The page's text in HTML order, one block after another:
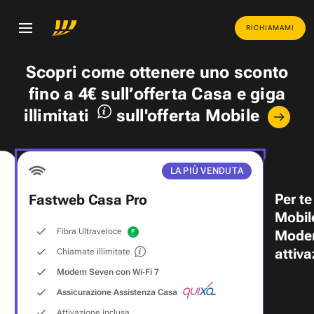
RICHIAMAMI
Scopri come ottenere uno sconto
fino a 4€ sull’offerta Casa egiga
illimitati
sull'offerta Mobile
LA PIÙ VENDUTA
Fastweb Casa Pro
Fibra Ultraveloce
Chiamate illimitate
Modem Seven con Wi‑Fi 7
Assicurazione Assistenza Casa
Per